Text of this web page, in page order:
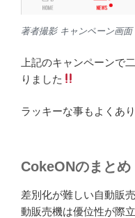
著者撮影 キャンペーン画面
上記のキャンペーンで
りました
ラッキーな事もよくあ
CokeONのまとめ
差別化が難しい自動販
動販売機は優位性が際